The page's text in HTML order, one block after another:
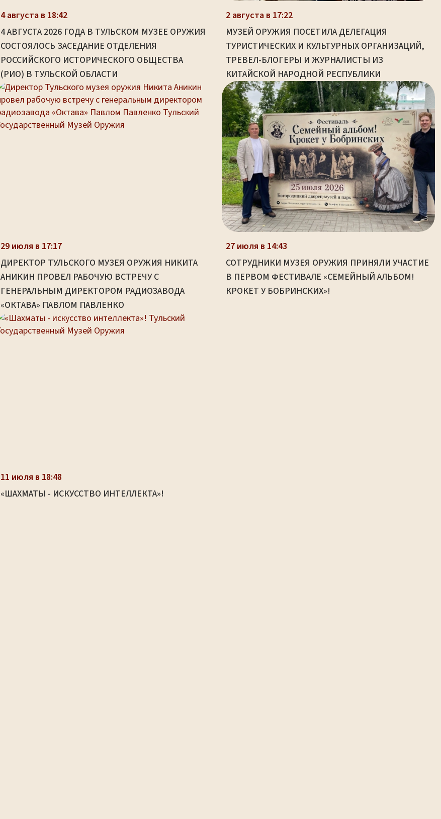
4 августа в 18:42
4 АВГУСТА 2026 ГОДА В ТУЛЬСКОМ МУЗЕЕ ОРУЖИЯ
СОСТОЯЛОСЬ ЗАСЕДАНИЕ ОТДЕЛЕНИЯ
РОССИЙСКОГО ИСТОРИЧЕСКОГО ОБЩЕСТВА
(РИО) В ТУЛЬСКОЙ ОБЛАСТИ
2 августа в 17:22
МУЗЕЙ ОРУЖИЯ ПОСЕТИЛА ДЕЛЕГАЦИЯ
ТУРИСТИЧЕСКИХ И КУЛЬТУРНЫХ ОРГАНИЗАЦИЙ,
ТРЕВЕЛ-БЛОГЕРЫ И ЖУРНАЛИСТЫ ИЗ
КИТАЙСКОЙ НАРОДНОЙ РЕСПУБЛИКИ
29 июля в 17:17
ДИРЕКТОР ТУЛЬСКОГО МУЗЕЯ ОРУЖИЯ НИКИТА
АНИКИН ПРОВЕЛ РАБОЧУЮ ВСТРЕЧУ С
ГЕНЕРАЛЬНЫМ ДИРЕКТОРОМ РАДИОЗАВОДА
«ОКТАВА» ПАВЛОМ ПАВЛЕНКО
27 июля в 14:43
СОТРУДНИКИ МУЗЕЯ ОРУЖИЯ ПРИНЯЛИ УЧАСТИЕ
В ПЕРВОМ ФЕСТИВАЛЕ «СЕМЕЙНЫЙ АЛЬБОМ!
КРОКЕТ У БОБРИНСКИХ»!
11 июля в 18:48
«ШАХМАТЫ - ИСКУССТВО ИНТЕЛЛЕКТА»!